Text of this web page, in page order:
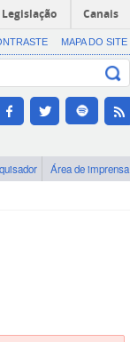
Legislação Canais
MAPA DO SITE
Área de imprensa